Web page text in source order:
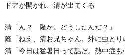
ドアが開かれ、清が出てくる
清「ん？ 隆か。どうしたんだ？」
隆「ねえ、清お兄ちゃん。外に虫とり
清「今日は猛暑日って話だ。熱中症